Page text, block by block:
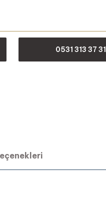
0531 313 37 31